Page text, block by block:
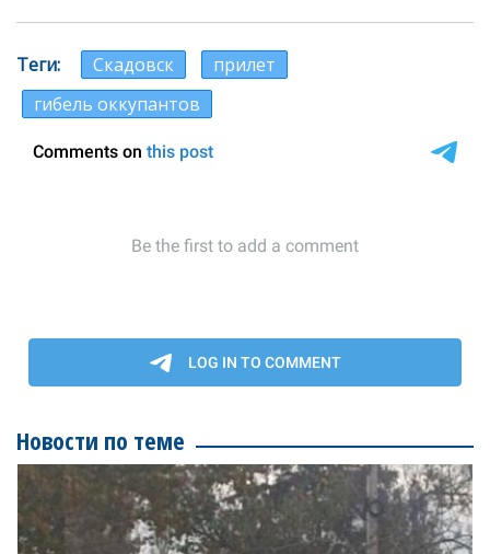
Теги Скадовск
прилет
гибель оккупантов
Новости по теме